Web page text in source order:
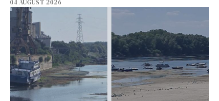
04 AUGUST 2026